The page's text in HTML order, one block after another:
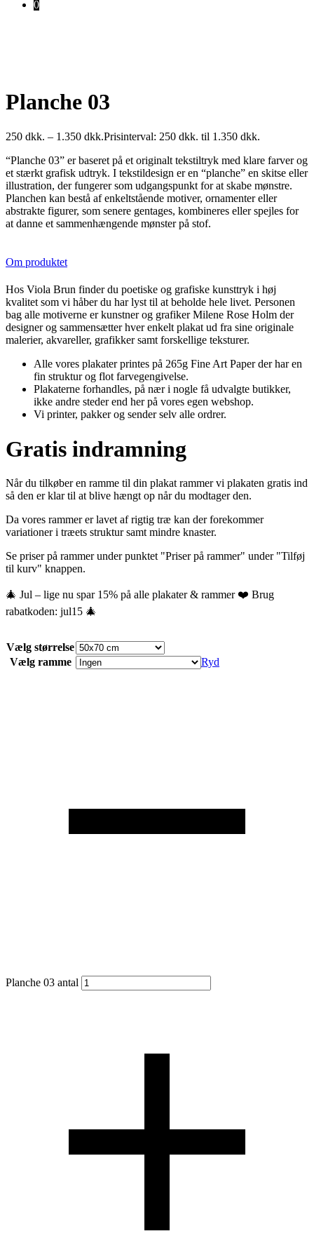
0
Planche 03
250 dkk. – 1.350 dkk.Prisinterval: 250 dkk. til 1.350 dkk.
“Planche 03” er baseret på et originalt tekstiltryk med klare farver og
et stærkt grafisk udtryk. I tekstildesign er en “planche” en skitse eller
illustration, der fungerer som udgangspunkt for at skabe mønstre.
Planchen kan bestå af enkeltstående motiver, ornamenter eller
abstrakte figurer, som senere gentages, kombineres eller spejles for
at danne et sammenhængende mønster på stof.
Om produktet
Hos Viola Brun finder du poetiske og grafiske kunsttryk i høj
kvalitet som vi håber du har lyst til at beholde hele livet. Personen
bag alle motiverne er kunstner og grafiker Milene Rose Holm der
designer og sammensætter hver enkelt plakat ud fra sine originale
malerier, akvareller, grafikker samt forskellige teksturer.
Alle vores plakater printes på 265g Fine Art Paper der har en
fin struktur og flot farvegengivelse.
Plakaterne forhandles, på nær i nogle få udvalgte butikker,
ikke andre steder end her på vores egen webshop.
Vi printer, pakker og sender selv alle ordrer.
Gratis indramning
Når du tilkøber en ramme til din plakat rammer vi plakaten gratis ind
så den er klar til at blive hængt op når du modtager den.
Da vores rammer er lavet af rigtig træ kan der forekommer
variationer i træets struktur samt mindre knaster.
Se priser på rammer under punktet "Priser på rammer" under "Tilføj
til kurv" knappen.
🎄 Jul – lige nu spar 15% på alle plakater & rammer ❤️ Brug
rabatkoden: jul15 🎄
Vælg størrelse
Vælg ramme
Ryd
Planche 03 antal